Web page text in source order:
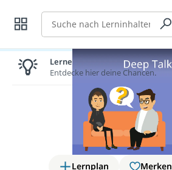
Suche
Lernplan Merken
Lernen lohnt sich!
Entdecke hier deine Chancen.